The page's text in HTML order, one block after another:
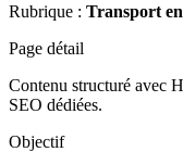
Rubrique : Transport
Page détail
Contenu structuré avec
SEO dédiées.
Objectif